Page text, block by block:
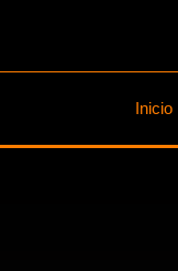
Inicio